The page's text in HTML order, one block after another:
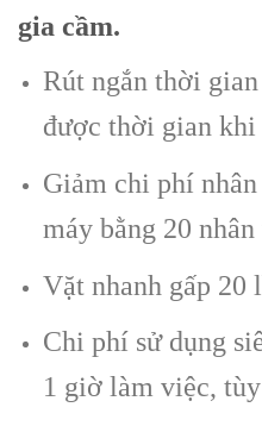
gia cầm.
Rút ngắn thời
được thời gian khi
Giảm chi phí
máy bằng 20
Vặt nhanh gấp 20
Chi phí sử dụng
1 giờ làm việc,